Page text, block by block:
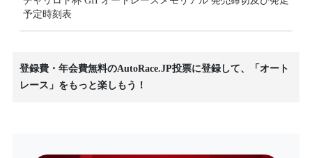
予定時刻表
登録費・年会費無料のAutoRace.JP投票に登録して、「オート
レース」をもっと楽しもう！